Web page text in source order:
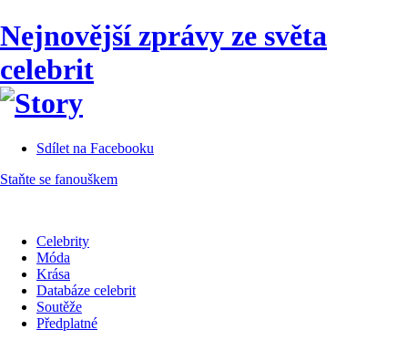
Nejnovější zprávy ze světa
celebrit
Sdílet na Facebooku
Staňte se fanouškem
Celebrity
Móda
Krása
Databáze celebrit
Soutěže
Předplatné